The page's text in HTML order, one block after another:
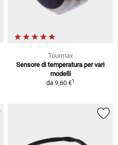
Tourmax
Sensore di temperatura per vari
modelli
da 9,60 €1